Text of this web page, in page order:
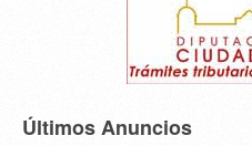
Últimos Anuncios